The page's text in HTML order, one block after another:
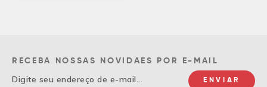
RECEBA NOSSAS NOVIDAES POR E-MAIL